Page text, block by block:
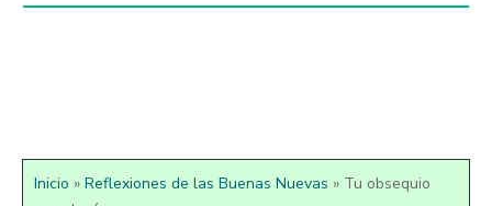
Inicio » Reflexiones de las Buenas Nuevas » Tu obsequio